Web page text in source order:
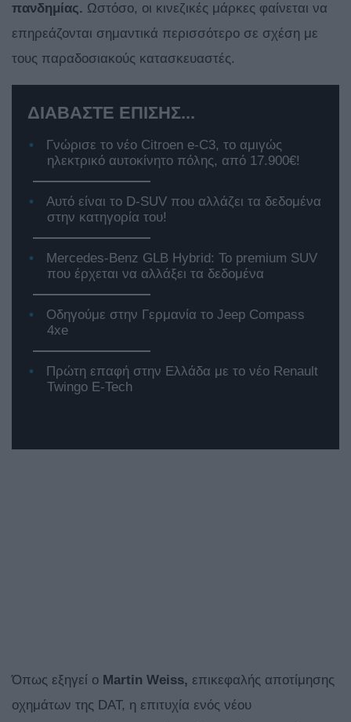
πανδημίας. Ωστόσο, οι κινεζικές μάρκες φαίνεται να
επηρεάζονται σημαντικά περισσότερο σε σχέση με
τους παραδοσιακούς κατασκευαστές.
ΔΙΑΒΑΣΤΕ ΕΠΙΣΗΣ...
Γνώρισε το νέο Citroen e-C3, το αμιγώς
ηλεκτρικό αυτοκίνητο πόλης, από 17.900€!
Αυτό είναι το D-SUV που αλλάζει τα δεδομένα
στην κατηγορία του!
Mercedes-Benz GLB Hybrid: Το premium SUV
που έρχεται να αλλάξει τα δεδομένα
Οδηγούμε στην Γερμανία το Jeep Compass
4xe
Πρώτη επαφή στην Ελλάδα με το νέο Renault
Twingo E-Tech
Όπως εξηγεί ο Martin Weiss, επικεφαλής αποτίμησης
οχημάτων της DAT, η επιτυχία ενός νέου